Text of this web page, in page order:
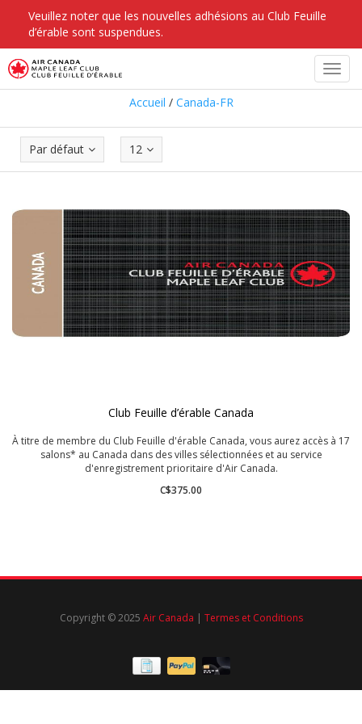
Veuillez noter que les nouvelles adhésions au Club Feuille
d’érable sont suspendues.
Accueil / Canada-FR
Par défaut 12
Club Feuille d’érable Canada
À titre de membre du Club Feuille d'érable Canada, vous aurez accès à 17
salons* au Canada dans des villes sélectionnées et au service
d'enregistrement prioritaire d'Air Canada.
C$375.00
Copyright © 2025 Air Canada | Termes et Conditions